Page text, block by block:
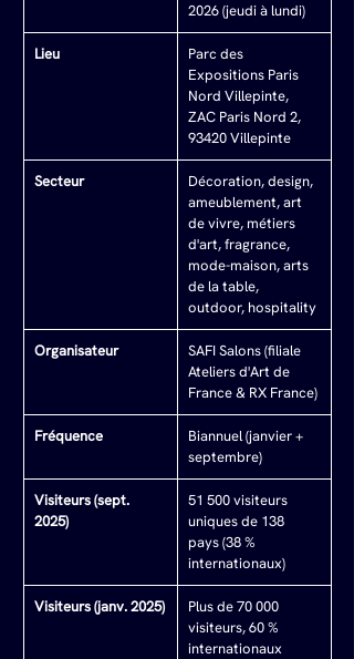
2026 (jeudi à lundi)
Lieu
Parc des
Expositions Paris
Nord Villepinte,
ZAC Paris Nord 2,
93420 Villepinte
Secteur
Décoration, design,
ameublement, art
de vivre, métiers
d'art, fragrance,
mode-maison, arts
de la table,
outdoor, hospitality
Organisateur
SAFI Salons (filiale
Ateliers d'Art de
France & RX France)
Fréquence
Biannuel (janvier +
septembre)
Visiteurs (sept.
2025)
51 500 visiteurs
uniques de 138
pays (38 %
internationaux)
Visiteurs (janv. 2025)
Plus de 70 000
visiteurs, 60 %
internationaux